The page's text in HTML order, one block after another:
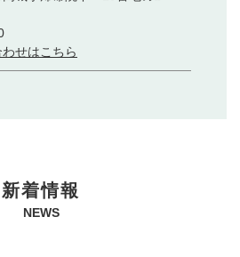
せはこちら
新着情報
NEWS